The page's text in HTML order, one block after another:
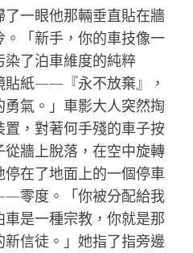
一眼他那輛垂直貼在牆
「新手，你的車技像一
了泊車維度的純粹
貼紙——『永不放棄』，
氣。」車影大人突然掏
，對著何手殘的車子按
牆上脫落，在空中旋轉
在了地面上的一個停車
零度。「你被分配給我
是一種宗教，你就是那
信徒。」她指了指旁邊